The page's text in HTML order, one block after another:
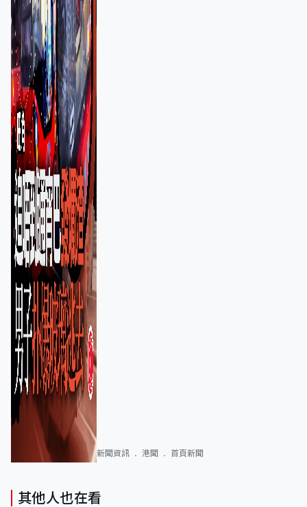
新聞資訊 港聞 首頁新聞
其他人也在看